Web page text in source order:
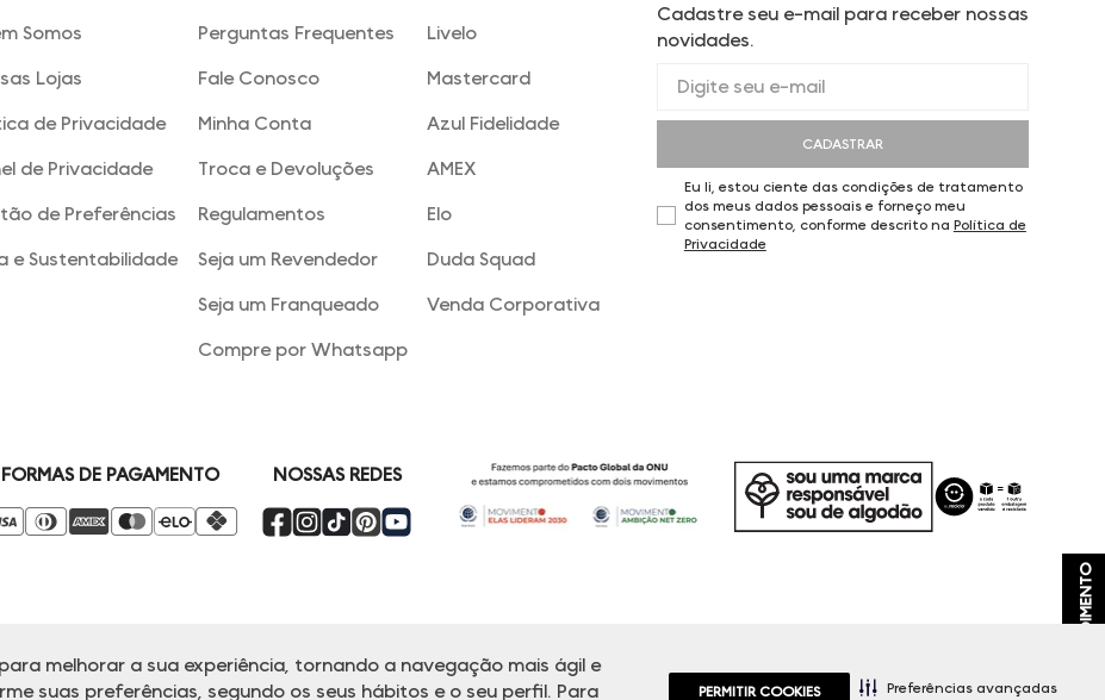
melhorar a sua experiência, tornando a navegação mais ágil e
suas preferências, segundo os seus hábitos e o seu perfil. Para
PERMITIR COOKIES Preferências avançadas
ATENDIMENTO
Somos
Lojas
de Privacidade
de Privacidade
de Preferências
e Sustentabilidade
Perguntas Frequentes
Fale Conosco
Minha Conta
Troca e Devoluções
Regulamentos
Seja um Revendedor
Seja um Franqueado
Compre por Whatsapp
Livelo
Mastercard
Azul Fidelidade
AMEX
Elo
Duda Squad
Venda Corporativa
Cadastre seu e-mail para receber nossas
novidades.
CADASTRAR
Eu li, estou ciente das condições de tratamento
dos meus dados pessoais e forneço meu
consentimento, conforme descrito na Política de
Privacidade
FORMAS DE PAGAMENTO NOSSAS REDES
reserva-se no direito de corrigir ou alterar informações como: preços, promoções e disponibilidade de estoque a qualquer momento.
Em caso de dúvidas:
0800 770 5510.